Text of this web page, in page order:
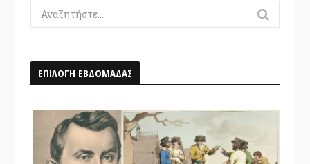
Search
for:
ΕΠΙΛΟΓΗ ΕΒΔΟΜΑΔΑΣ